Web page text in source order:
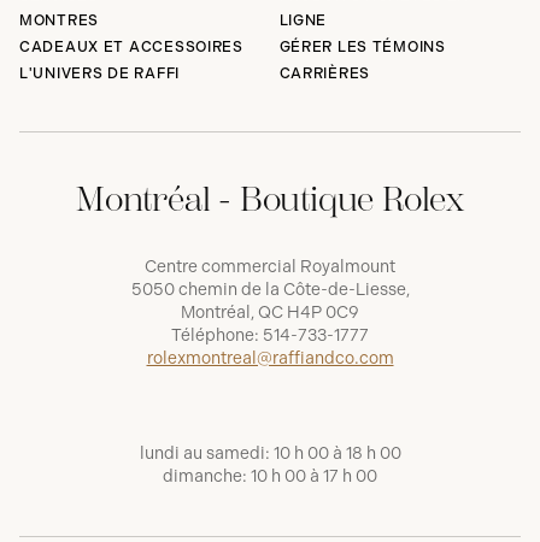
MONTRES
CADEAUX ET ACCESSOIRES
L'UNIVERS DE RAFFI
LIGNE
GÉRER LES TÉMOINS
CARRIÈRES
Montréal - Boutique Rolex
Centre commercial Royalmount
5050 chemin de la Côte-de-Liesse,
Montréal, QC H4P 0C9
Téléphone: 514-733-1777
rolexmontreal@raffiandco.com
lundi au samedi: 10 h 00 à 18 h 00
dimanche: 10 h 00 à 17 h 00